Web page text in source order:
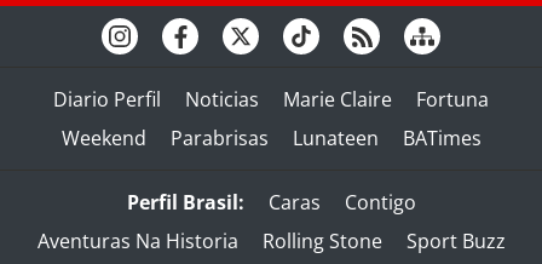
Diario Perfil Noticias Marie Claire
Fortuna
Weekend
Parabrisas Lunateen BATimes
Perfil Brasil: Caras
Contigo
Aventuras Na Historia
Rolling Stone
Sport Buzz